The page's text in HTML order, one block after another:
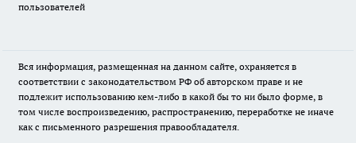
пользователей
Вся информация, размещенная на данном сайте, охраняется в
соответствии с законодательством РФ об авторском праве и не
подлежит использованию кем-либо в какой бы то ни было форме, в
том числе воспроизведению, распространению, переработке не иначе
как с письменного разрешения правообладателя.